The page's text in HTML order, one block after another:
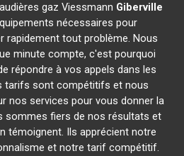
gaz Viessmann Giberville
nécessaires pour
rapidement tout problème. Nous
minute compte, c'est pourquoi
répondre à vos appels dans les
tarifs sont compétitifs et nous
nos services pour vous donner la
sommes fiers de nos résultats et
témoignent. Ils apprécient notre
et notre tarif compétitif.